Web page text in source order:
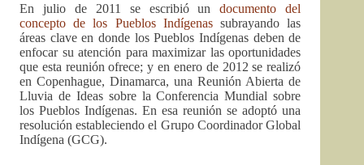
En julio de 2011 se escribió undocumento del
concepto de los Pueblos Indígenassubrayando las
áreas clave en donde los Pueblos Indígenas deben de
enfocar su atención para maximizar las oportunidades
que esta reunión ofrece; y en enero de 2012 se realizó
en Copenhague, Dinamarca, una Reunión Abierta de
Lluvia de Ideas sobre la Conferencia Mundial sobre
los Pueblos Indígenas. En esa reunión se adoptó una
resolución estableciendo el Grupo Coordinador Global
Indígena (GCG).